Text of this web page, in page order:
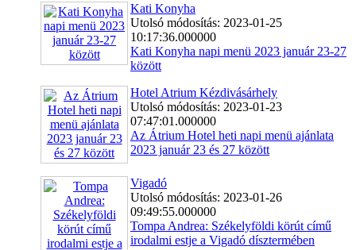
Kati Konyha
Utolsó módosítás: 2023-01-25
10:17:36.000000
Kati Konyha napi menü 2023 január 23-27
között
Hotel Atrium Kézdivásárhely
Utolsó módosítás: 2023-01-23
07:47:01.000000
Az Átrium Hotel heti napi menü ajánlata
2023 január 23 és 27 között
Vigadó
Utolsó módosítás: 2023-01-26
09:49:55.000000
Tompa Andrea: Székelyföldi körút című
irodalmi estje a Vigadó dísztermében